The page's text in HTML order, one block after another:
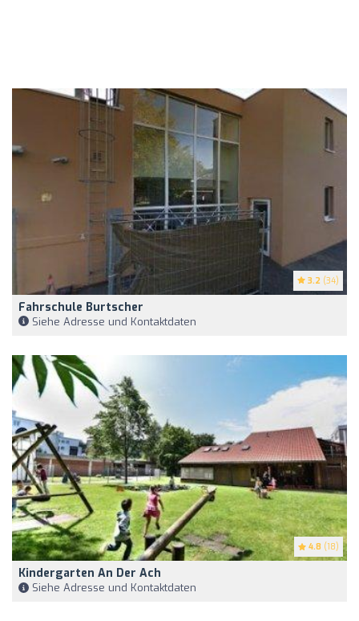
3.2 (34)
Fahrschule Burtscher
Siehe Adresse und Kontaktdaten
4.8 (18)
Kindergarten An Der Ach
Siehe Adresse und Kontaktdaten